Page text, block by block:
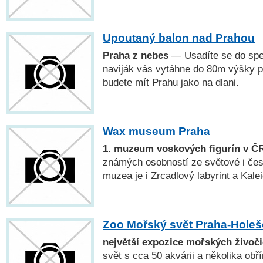
Upoutaný balon nad Prahou
Praha z nebes — Usadíte se do
naviják vás vytáhne do 80m výšky
budete mít Prahu jako na dlani.
Wax museum Praha
1. muzeum voskových figurín v
známých osobností ze světové i
muzea je i Zrcadlový labyrint a
Zoo Mořský svět Praha-
největší expozice mořských
svět s cca 50 akvárii a několika